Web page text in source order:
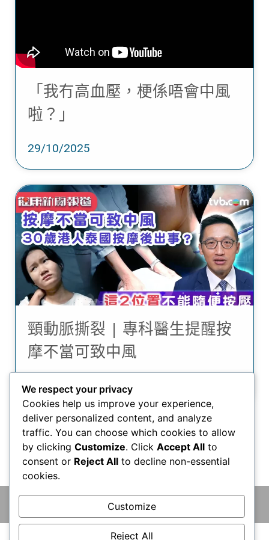
「我冇高血壓，梗係唔會中風
啦？」
29/10/2025
頸動脈撕裂 | 專科醫生提醒按
摩不當可致中風
12/08/2025
© 2026 版權所有 © 香港腦神經外科中心 保留一切權利
We respect your privacy
Cookies help us improve your experience,
deliver personalized content, and analyze
traffic. You can choose which cookies to allow
by clicking Customize. Click Accept All to
consent or Reject All to decline non-essential
cookies.
Customize
Reject All